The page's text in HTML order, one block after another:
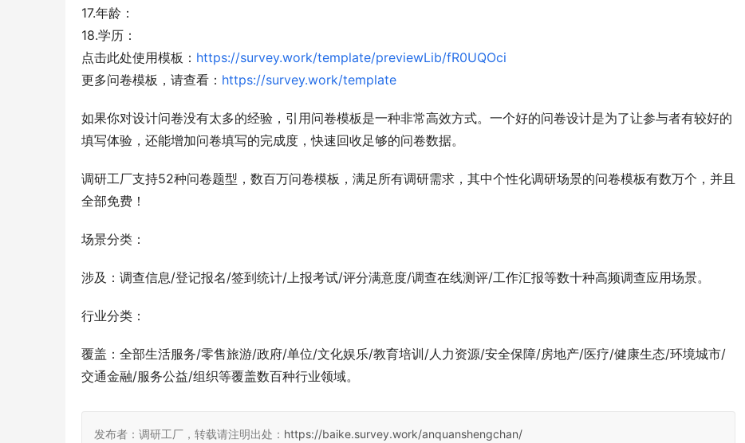
17.年龄：
18.学历：
点击此处使用模板： https://survey.work/template/previewLib/fR0UQOci
更多问卷模板，请查看： https://survey.work/template
如果你对设计问卷没有太多的经验，引用问卷模板是一种非常高效方式。一个好的问卷设计是为了让参与者有较好的
填写体验，还能增加问卷填写的完成度，快速回收足够的问卷数据。
调研工厂支持52种问卷题型，数百万问卷模板，满足所有调研需求，其中个性化调研场景的问卷模板有数万个，并且
全部免费！
场景分类：
涉及：调查信息/登记报名/签到统计/上报考试/评分满意度/调查在线测评/工作汇报等数十种高频调查应用场景。
行业分类：
覆盖：全部生活服务/零售旅游/政府/单位/文化娱乐/教育培训/人力资源/安全保障/房地产/医疗/健康生态/环境城市/
交通金融/服务公益/组织等覆盖数百种行业领域。
发布者：调研工厂，转载请注明出处： https://baike.survey.work/anquanshengchan/